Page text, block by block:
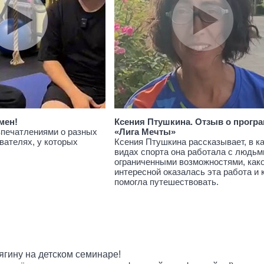
о разных
у которых
Ксения Птушкина. Отзыв о
«Лига Мечты»
Ксения Птушкина рассказывает, в
видах спорта она работала с
ограниченными возможностями,
интересной оказалась эта работа и
помогла путешествовать.
на детском семинаре!